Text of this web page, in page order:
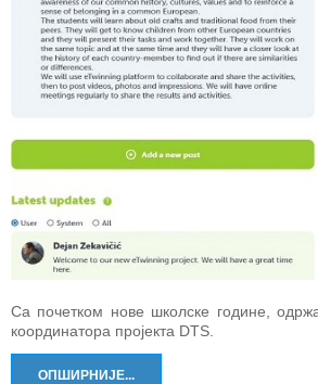
Са почетком нове школске године,
координатора пројекта DTS.
ОПШИРНИЈЕ...